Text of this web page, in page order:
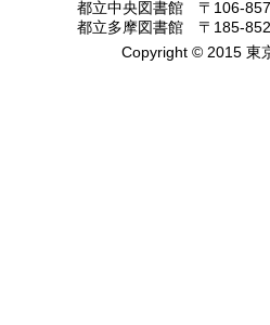
都立中央図書館 〒106-
都立多摩図書館 〒185-
Copyright © 2015 東